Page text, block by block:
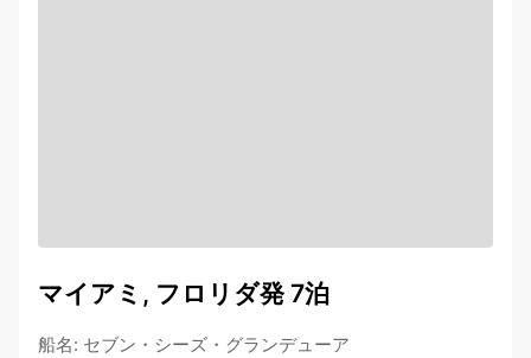
マイアミ, フロリダ発 7泊
船名: セブン・シーズ・グランデューア